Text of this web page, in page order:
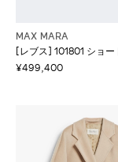
MAX MARA
[レブス] 101801 ショー
¥499,400